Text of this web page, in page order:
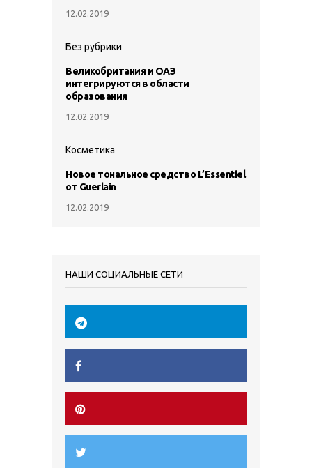
12.02.2019
Без рубрики
Великобритания и ОАЭ
интегрируются в области
образования
12.02.2019
Косметика
Новое тональное средство L’Essentiel
от Guerlain
12.02.2019
НАШИ СОЦИАЛЬНЫЕ СЕТИ